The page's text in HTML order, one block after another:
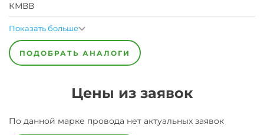
КМВВ
Показать больше
ПОДОБРАТЬ АНАЛОГИ
Цены из заявок
По данной марке провода нет актуальных заявок